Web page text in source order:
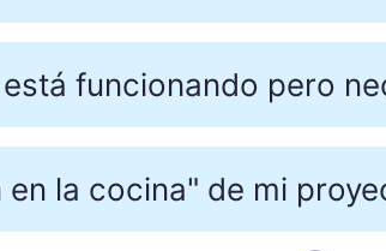
funcionando pero
la cocina" de mi